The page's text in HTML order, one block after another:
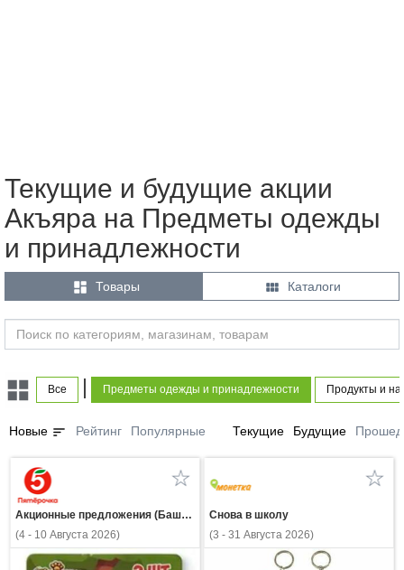
Текущие и будущие акции
Акъяра на Предметы одежды
и принадлежности
 Товары  Каталоги
Все Предметы одежды и принадлежности Продукты и
Новые sort Рейтинг Популярные Текущие Будущие
Акционные предложения (Башкортостан)
(4 - 10 Августа 2026)
Снова в школу
(3 - 31 Августа 2026)